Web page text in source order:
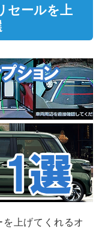
セールを上
上げてくれるオ